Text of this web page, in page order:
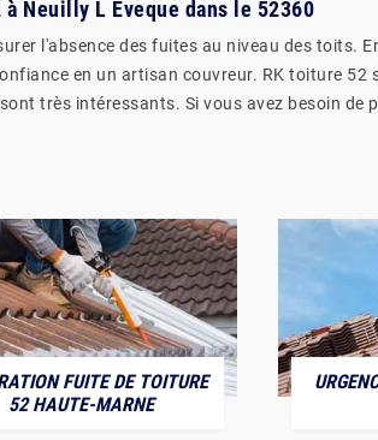
Neuilly L Eveque dans le 52360
l'absence des fuites au niveau des toits.
en un artisan couvreur. RK toiture
très intéressants. Si vous avez besoin
FUITE DE TOITURE
52 HAUTE-MARNE